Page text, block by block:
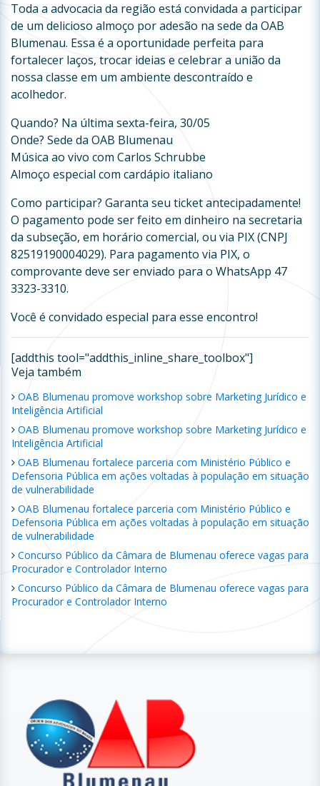
Toda a advocacia da região está convidada a participar
de um delicioso almoço por adesão na sede da OAB
Blumenau. Essa é a oportunidade perfeita para
fortalecer laços, trocar ideias e celebrar a união da
nossa classe em um ambiente descontraído e
acolhedor.
Quando? Na última sexta-feira, 30/05
Onde? Sede da OAB Blumenau
Música ao vivo com Carlos Schrubbe
Almoço especial com cardápio italiano
Como participar? Garanta seu ticket antecipadamente!
O pagamento pode ser feito em dinheiro na secretaria
da subseção, em horário comercial, ou via PIX (CNPJ
82519190004029). Para pagamento via PIX, o
comprovante deve ser enviado para o WhatsApp 47
3323-3310.
Você é convidado especial para esse encontro!
[addthis tool="addthis_inline_share_toolbox"]
Veja também
OAB Blumenau promove workshop sobre Marketing Jurídico e
Inteligência Artificial
OAB Blumenau promove workshop sobre Marketing Jurídico e
Inteligência Artificial
OAB Blumenau fortalece parceria com Ministério Público e
Defensoria Pública em ações voltadas à população em situação
de vulnerabilidade
OAB Blumenau fortalece parceria com Ministério Público e
Defensoria Pública em ações voltadas à população em situação
de vulnerabilidade
Concurso Público da Câmara de Blumenau oferece vagas para
Procurador e Controlador Interno
Concurso Público da Câmara de Blumenau oferece vagas para
Procurador e Controlador Interno